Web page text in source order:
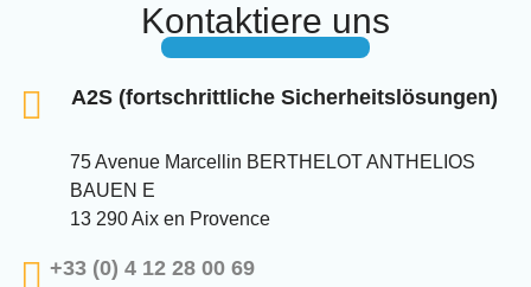
Kontaktiere uns
A2S (fortschrittliche Sicherheitslösungen)
75 Avenue Marcellin BERTHELOT ANTHELIOS
BAUEN E
13 290 Aix en Provence
+33 (0) 4 12 28 00 69